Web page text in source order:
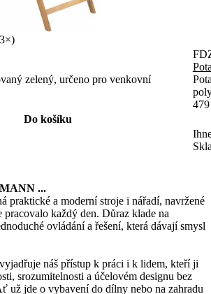
zelený, určeno pro venkovní
Do košíku
...
praktické a moderní stroje i nářadí, navržené
pracovalo každý den. Důraz klade na
ovládání a řešení, která dávají smysl
náš přístup k práci i k lidem, kteří ji
srozumitelnosti a účelovém designu bez
už jde o vybavení do dílny nebo na zahradu